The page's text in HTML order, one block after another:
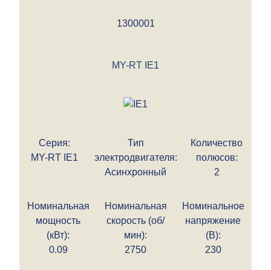
1300001
MY-RT IE1
Серия:
MY-RT IE1
Тип
электродвигателя:
Асинхронный
Количество
полюсов:
2
Номинальная
мощность
(кВт):
0.09
Номинальная
скорость (об/
мин):
2750
Номинальное
напряжение
(В):
230